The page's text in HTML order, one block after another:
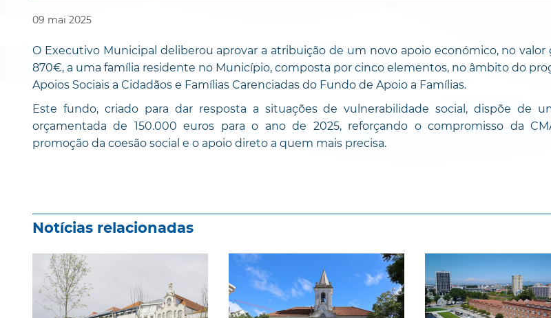
09 mai 2025
O Executivo Municipal deliberou aprovar a atribuição de um novo apoio económico, no valor
870€, a uma família residente no Município, composta por cinco elementos, no âmbito do
Apoios Sociais a Cidadãos e Famílias Carenciadas do Fundo de Apoio a Famílias.
Este fundo, criado para dar resposta a situações de vulnerabilidade social, dispõe de
orçamentada de 150.000 euros para o ano de 2025, reforçando o compromisso da
promoção da coesão social e o apoio direto a quem mais precisa.
Notícias relacionadas